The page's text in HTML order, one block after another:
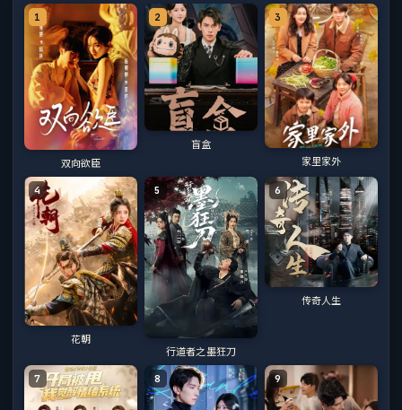
1
双向欲臣
2
盲盒
3
家里家外
4
花朝
5
行道者之墨狂刀
6
传奇人生
7 8 9